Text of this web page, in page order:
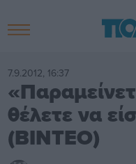
7.9.2012, 16:37
θέλετε να
(BINTEO)